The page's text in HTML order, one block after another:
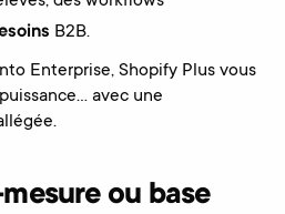
B2B.
Enterprise, Shopify Plus vous
avec une
ou base